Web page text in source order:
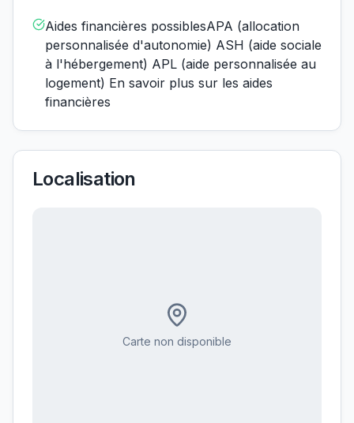
Aides financières possiblesAPA (allocation
personnalisée d'autonomie) ASH (aide sociale
à l'hébergement) APL (aide personnalisée au
logement) En savoir plus sur les aides
financières
Localisation
Carte non disponible